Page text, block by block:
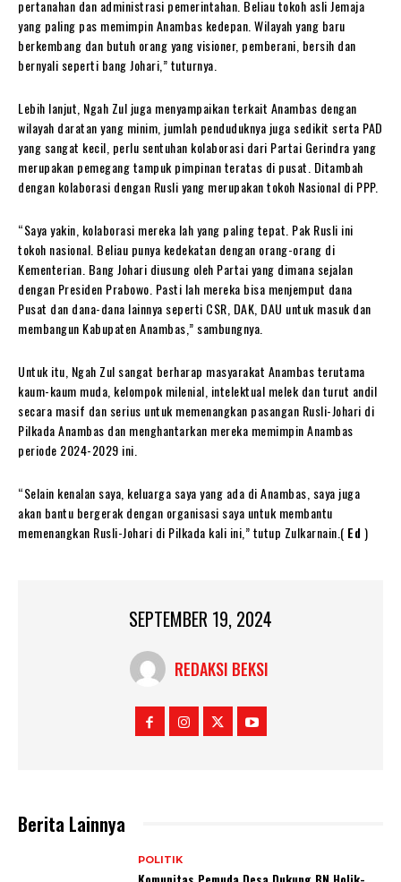
pertanahan dan administrasi pemerintahan. Beliau tokoh asli Jemaja
yang paling pas memimpin Anambas kedepan. Wilayah yang baru
berkembang dan butuh orang yang visioner, pemberani, bersih dan
bernyali seperti bang Johari,” tuturnya.
Lebih lanjut, Ngah Zul juga menyampaikan terkait Anambas dengan
wilayah daratan yang minim, jumlah penduduknya juga sedikit serta PAD
yang sangat kecil, perlu sentuhan kolaborasi dari Partai Gerindra yang
merupakan pemegang tampuk pimpinan teratas di pusat. Ditambah
dengan kolaborasi dengan Rusli yang merupakan tokoh Nasional di PPP.
“Saya yakin, kolaborasi mereka lah yang paling tepat. Pak Rusli ini
tokoh nasional. Beliau punya kedekatan dengan orang-orang di
Kementerian. Bang Johari diusung oleh Partai yang dimana sejalan
dengan Presiden Prabowo. Pasti lah mereka bisa menjemput dana
Pusat dan dana-dana lainnya seperti CSR, DAK, DAU untuk masuk dan
membangun Kabupaten Anambas,” sambungnya.
Untuk itu, Ngah Zul sangat berharap masyarakat Anambas terutama
kaum-kaum muda, kelompok milenial, intelektual melek dan turut andil
secara masif dan serius untuk memenangkan pasangan Rusli-Johari di
Pilkada Anambas dan menghantarkan mereka memimpin Anambas
periode 2024-2029 ini.
“Selain kenalan saya, keluarga saya yang ada di Anambas, saya juga
akan bantu bergerak dengan organisasi saya untuk membantu
memenangkan Rusli-Johari di Pilkada kali ini,” tutup Zulkarnain.( Ed)
SEPTEMBER 19, 2024
REDAKSI BEKSI
Berita Lainnya
POLITIK